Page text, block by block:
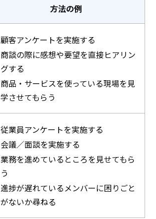
方法の例
顧客アンケートを実施する
商談の際に感想や要望を直接ヒアリン
グする
商品・サービスを使っている現場を見
学させてもらう
従業員アンケートを実施する
会議／面談を実施する
業務を進めているところを見せてもら
う
進捗が遅れているメンバーに困りごと
がないか尋ねる